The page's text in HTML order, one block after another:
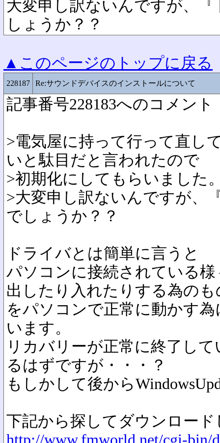
大変申し訳ないんですが、
しょうか？？
▲このページのトップに戻る
228187 Re:サウンドデバイスのインストールについて
記事番号228183へのコメント
>電気屋に持って行って直し
いと駄目だと言われたので
>初期化にしてもらいました
>大変申し訳ないんですが、
でしょうか？？
ドライバとは簡単に言うと
パソコンに接続されている
出したり入れたりする為のも
をパソコンで正常に動かす
います。
リカバリーが正常に終了し
るはずですが・・・？
もしかして後から
下記から探してダウンロー